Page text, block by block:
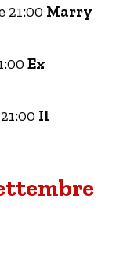
21:00 Marry
Ex
Il